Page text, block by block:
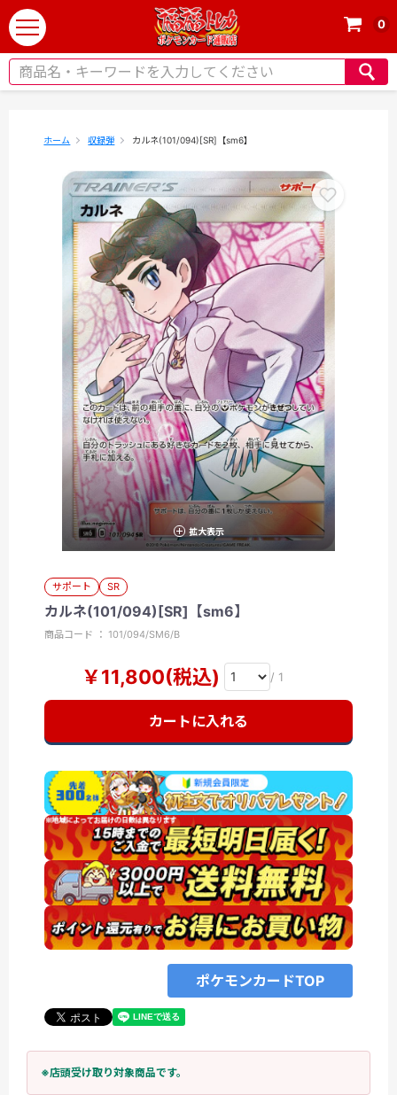
t
o
g
0
ホーム 収録弾 カルネ(101/094)[SR]【sm6】
拡大表示
サポート SR
カルネ(101/094)[SR]【sm6】
商品コード ： 101/094/SM6/B
￥11,800(税込) / 1
カートに入れる
ポケモンカードTOP
※店頭受け取り対象商品です。